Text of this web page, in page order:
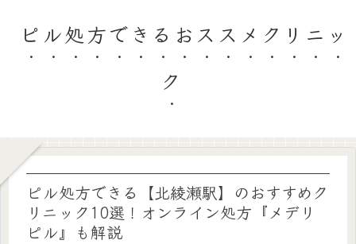
ピル処方できるおススメクリニッ
ク
ピル処方できる【北綾瀬駅】のおすすめク
リニック10選！オンライン処方『メデリ
ピル』も解説